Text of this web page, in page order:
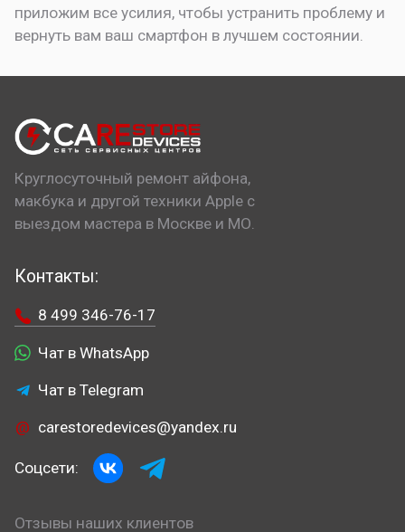
приложим все усилия, чтобы устранить проблему и
вернуть вам ваш смартфон в лучшем состоянии.
Круглосуточный ремонт айфона,
макбука и другой техники Apple с
выездом мастера в Москве и МО.
Контакты:
8 499 346-76-17
Чат в WhatsApp
Чат в Telegram
carestoredevices@yandex.ru
Соцсети:
Отзывы наших клиентов